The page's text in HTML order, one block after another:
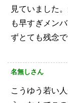
見ていました
も早すぎメン
ずとても残念で
名無しさん
こうゆう若い